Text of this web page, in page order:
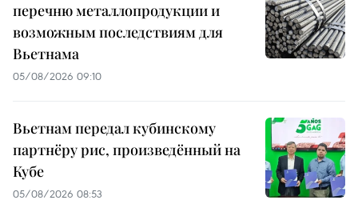
перечню металлопродукции и
возможным последствиям для
Вьетнама
05/08/2026 09:10
Вьетнам передал кубинскому
партнёру рис, произведённый на
Кубе
05/08/2026 08:53